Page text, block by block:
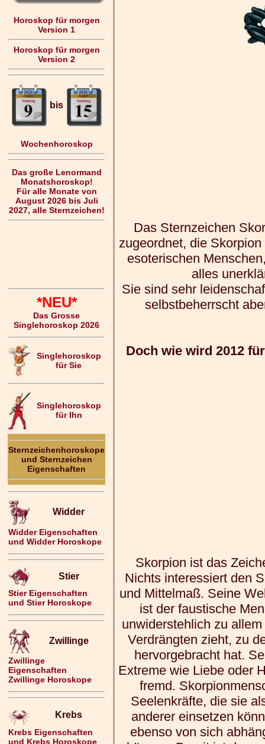
Horoskop für morgen
Version 1
Horoskop für morgen
Version 2
bis
Wochenhoroskop
Das große Lenormand
Monatshoroskop!
Für alle Monate von
August 2026 bis Juli
2027, alle Sternzeichen!
*NEU*
Das Grosse
Singlehoroskop 2026
Singlehoroskop
für Sie
Singlehoroskop
für Ihn
Sternzeichenhoroskope
und Sternzeichen
Eigenschaften
Widder
Widder Eigenschaften
und Widder Horoskope
Stier
Stier Eigenschaften
und Stier Horoskope
Zwillinge
Zwillinge
Eigenschaften
Zwillinge Horoskope
Krebs
Krebs Eigenschaften
und Krebs Horoskope
Das Sternzeichen
zugeordnet, die
esoterischen
alles
Sie sind sehr
selbstbeherrscht
Doch wie wird 2012
Skorpion ist das
Nichts interessiert den
und Mittelmaß. Seine
ist der faustische
unwiderstehlich zu
Verdrängten zieht, zu
hervorgebracht hat.
Extreme wie Liebe oder
fremd.
Seelenkräfte, die sie
anderer einsetzen
ebenso von sich